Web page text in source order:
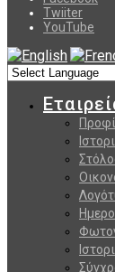
Twiiter
YouTube